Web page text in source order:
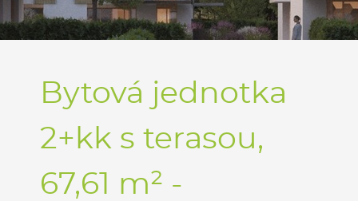
Bytová jednotka
2+kk s terasou,
67,61 m² -